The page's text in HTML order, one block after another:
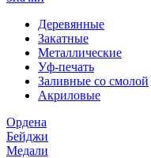
Деревянные
Закатные
Металлические
Уф-печать
Заливные со смолой
Акриловые
Ордена
Бейджи
Медали